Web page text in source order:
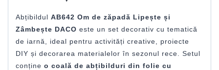
Abțibildul AB642 Om de zăpadă Lipește și
Zâmbește DACO este un set decorativ cu tematică
de iarnă, ideal pentru activități creative, proiecte
DIY și decorarea materialelor în sezonul rece. Setul
conține o coală de abțibilduri din folie cu